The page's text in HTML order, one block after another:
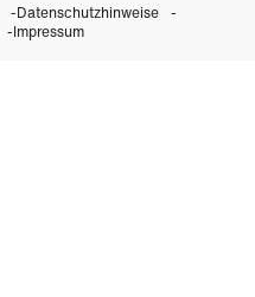
Datenschutzhinweise
Impressum